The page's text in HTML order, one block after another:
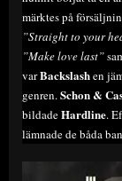
märktes på
”Straight to your
”Make love last”
varBackslashen
genren.Schon &
bildadeHardline.
lämnade de båda